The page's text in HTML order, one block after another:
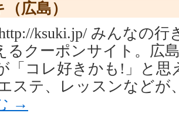
広島）
ksuki.jp/ みんなの
るクーポンサイト。広
「コレ好きかも!」と思
ステ、レッスンなどが
→